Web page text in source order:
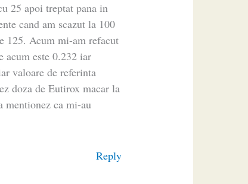
25 apoi treptat pana in
cand am scazut la 100
125. Acum mi-am refacut
acum este 0.232 iar
valoare de referinta
doza de Eutirox macar la
mentionez ca mi-au
Reply